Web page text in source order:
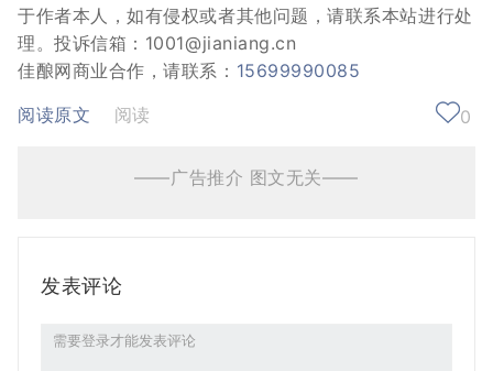
于作者本人，如有侵权或者其他问题，请联系本站进行处
理。投诉信箱：1001@jianiang.cn
佳酿网商业合作，请联系： 15699990085
阅读原文
阅读 0
——广告推介 图文无关——
发表评论